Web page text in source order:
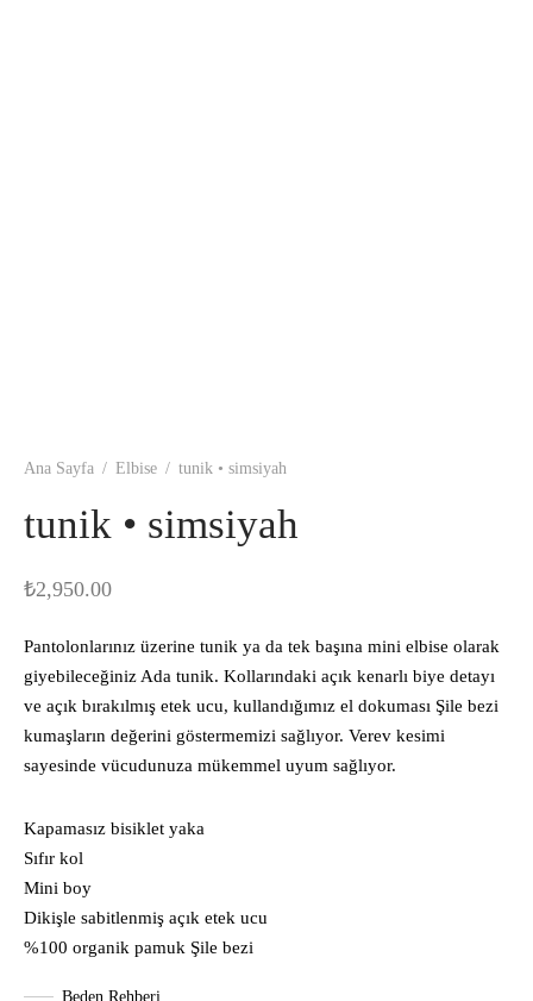
Ana Sayfa / Elbise / tunik • simsiyah
tunik • simsiyah
₺2,950.00
Pantolonlarınız üzerine tunik ya da tek başına mini elbise olarak
giyebileceğiniz Ada tunik. Kollarındaki açık kenarlı biye detayı
ve açık bırakılmış etek ucu, kullandığımız el dokuması Şile bezi
kumaşların değerini göstermemizi sağlıyor. Verev kesimi
sayesinde vücudunuza mükemmel uyum sağlıyor.
Kapamasız bisiklet yaka
Sıfır kol
Mini boy
Dikişle sabitlenmiş açık etek ucu
%100 organik pamuk Şile bezi
Beden Rehberi